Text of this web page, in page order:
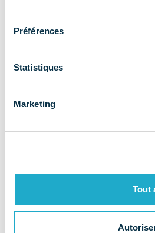
Préférences
Statistiques
Marketing
Tout
expertise aux
les